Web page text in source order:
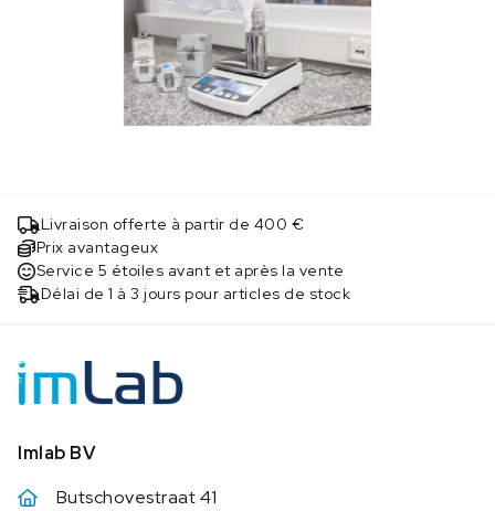
Livraison offerte à partir de 400 €
Prix avantageux
Service 5 étoiles avant et après la vente
Délai de 1 à 3 jours pour articles de stock
Imlab BV
Butschovestraat 41